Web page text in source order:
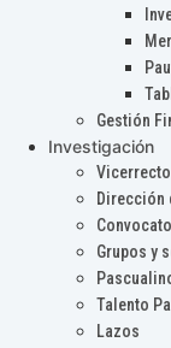
Gestión
Investigación
Dirección
Grupos y
Talento
Lazos